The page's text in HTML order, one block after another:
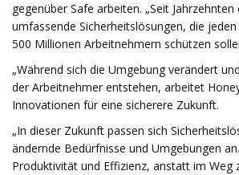
gegenüber Safe arbeiten. „Seit
umfassende Sicherheitslösungen, die
500 Millionen Arbeitnehmern schützen
„Während sich die Umgebung verändert
der Arbeitnehmer entstehen, arbeitet
Innovationen für eine sicherere Zukunft.
„In dieser Zukunft passen sich
ändernde Bedürfnisse und Umgebungen
Produktivität und Effizienz, anstatt im Weg